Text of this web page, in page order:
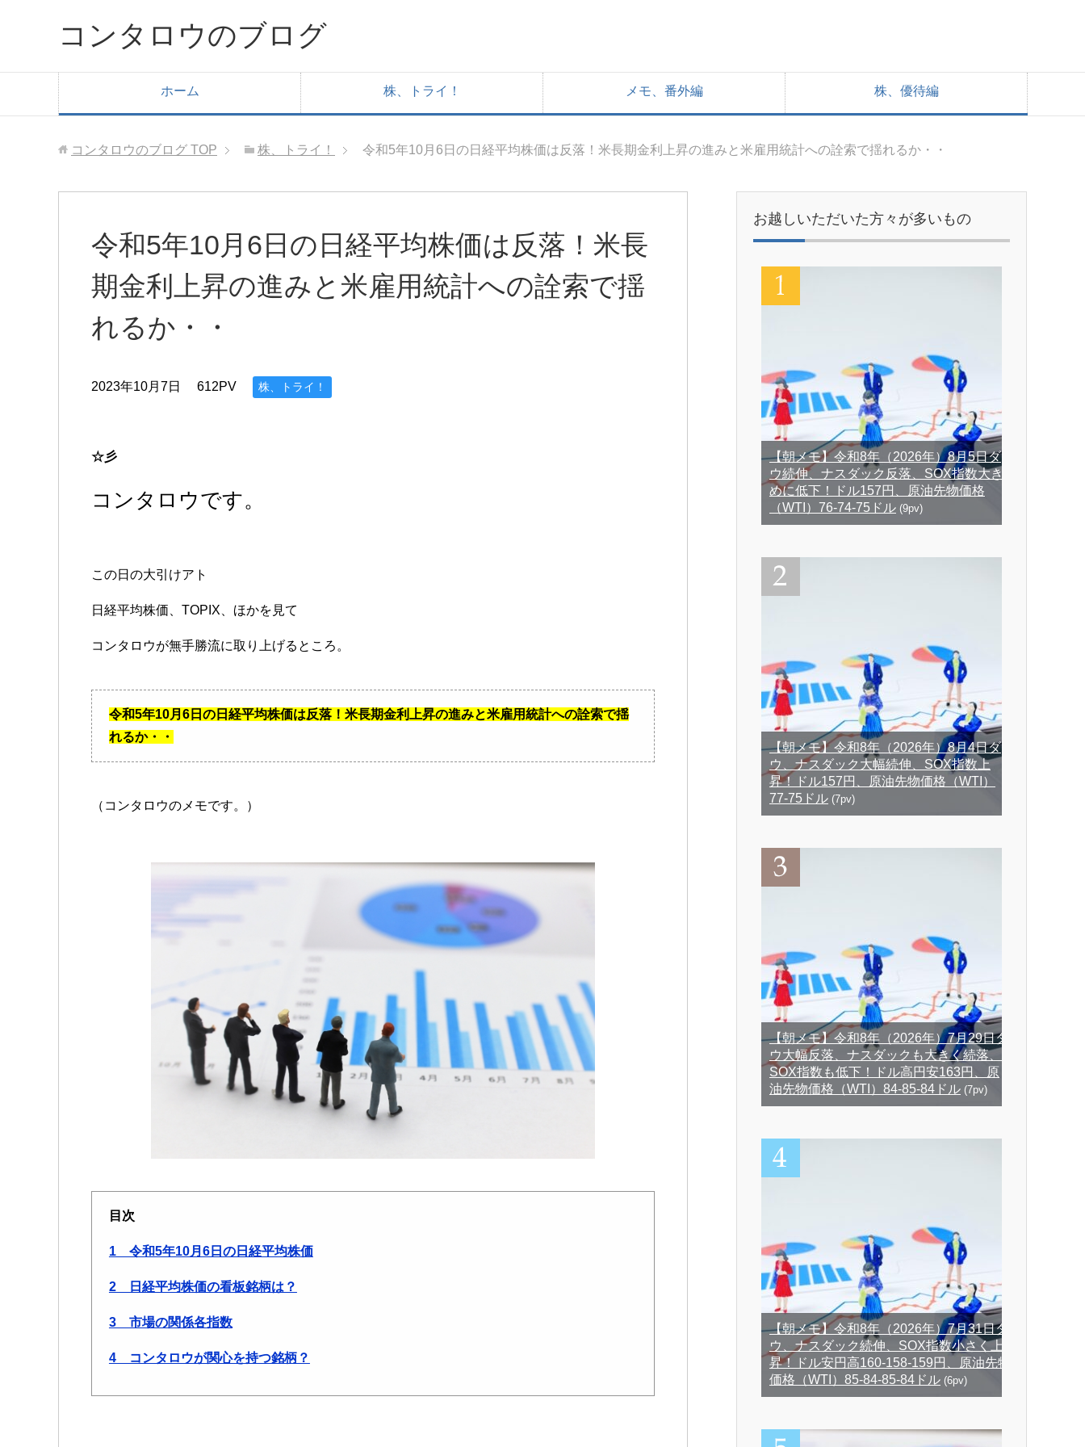
コンタロウのブログ
ホーム 株、トライ！ メモ、番外編 株、優待編
コンタロウのブログ TOP 株、トライ！ 令和5年10月6日の日経平均株価は反落！米長期金利上昇の進みと米雇用統計への詮索で揺れるか・・
令和5年10月6日の日経平均株価は反落！米長
期金利上昇の進みと米雇用統計への詮索で揺
れるか・・
2023年10月7日 612PV 株、トライ！
☆彡
コンタロウです。
この日の大引けアト
日経平均株価、TOPIX、ほかを見て
コンタロウが無手勝流に取り上げるところ。
令和5年10月6日の日経平均株価は反落！米長期金利上昇の進みと米雇用統計への詮索で揺
れるか・・
（コンタロウのメモです。）
目次
1 令和5年10月6日の日経平均株価
2 日経平均株価の看板銘柄は？
3 市場の関係各指数
4 コンタロウが関心を持つ銘柄？
お越しいただいた方々が多いもの
【朝メモ】令和8年（2026年）8月5日ダ
ウ続伸、ナスダック反落、SOX指数大き
めに低下！ドル157円、原油先物価格
（WTI）76-74-75ドル (9pv)
【朝メモ】令和8年（2026年）8月4日ダ
ウ、ナスダック大幅続伸、SOX指数上
昇！ドル157円、原油先物価格（WTI）
77-75ドル (7pv)
【朝メモ】令和8年（2026年）7月29日ダ
ウ大幅反落、ナスダックも大きく続落、
SOX指数も低下！ドル高円安163円、原
油先物価格（WTI）84-85-84ドル (7pv)
【朝メモ】令和8年（2026年）7月31日ダ
ウ、ナスダック続伸、SOX指数小さく上
昇！ドル安円高160-158-159円、原油先物
価格（WTI）85-84-85-84ドル (6pv)